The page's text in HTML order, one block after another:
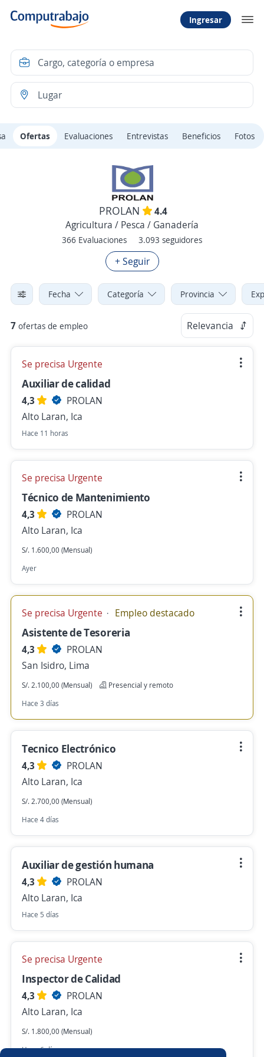
Ingresar
Ofertas Evaluaciones Entrevistas Beneficios Fotos
PROLAN
4.4
Agricultura / Pesca / Ganadería
366 Evaluaciones 3.093 seguidores
+ Seguir
Fecha Categoría Provincia
7 ofertas de empleo Relevancia
Se precisa Urgente
Auxiliar de calidad
4,3
PROLAN
Alto Laran, Ica
Hace 11 horas
Se precisa Urgente
Técnico de Mantenimiento
4,3
PROLAN
Alto Laran, Ica
S/. 1.600,00 (Mensual)
Ayer
Se precisa Urgente Empleo destacado
Asistente de Tesoreria
4,3
PROLAN
San Isidro, Lima
S/. 2.100,00 (Mensual)
Presencial y remoto
Hace 3 días
Tecnico Electrónico
4,3
PROLAN
Alto Laran, Ica
S/. 2.700,00 (Mensual)
Hace 4 días
Auxiliar de gestión humana
4,3
PROLAN
Alto Laran, Ica
Hace 5 días
Se precisa Urgente
Inspector de Calidad
4,3
PROLAN
Alto Laran, Ica
S/. 1.800,00 (Mensual)
Hace 6 días